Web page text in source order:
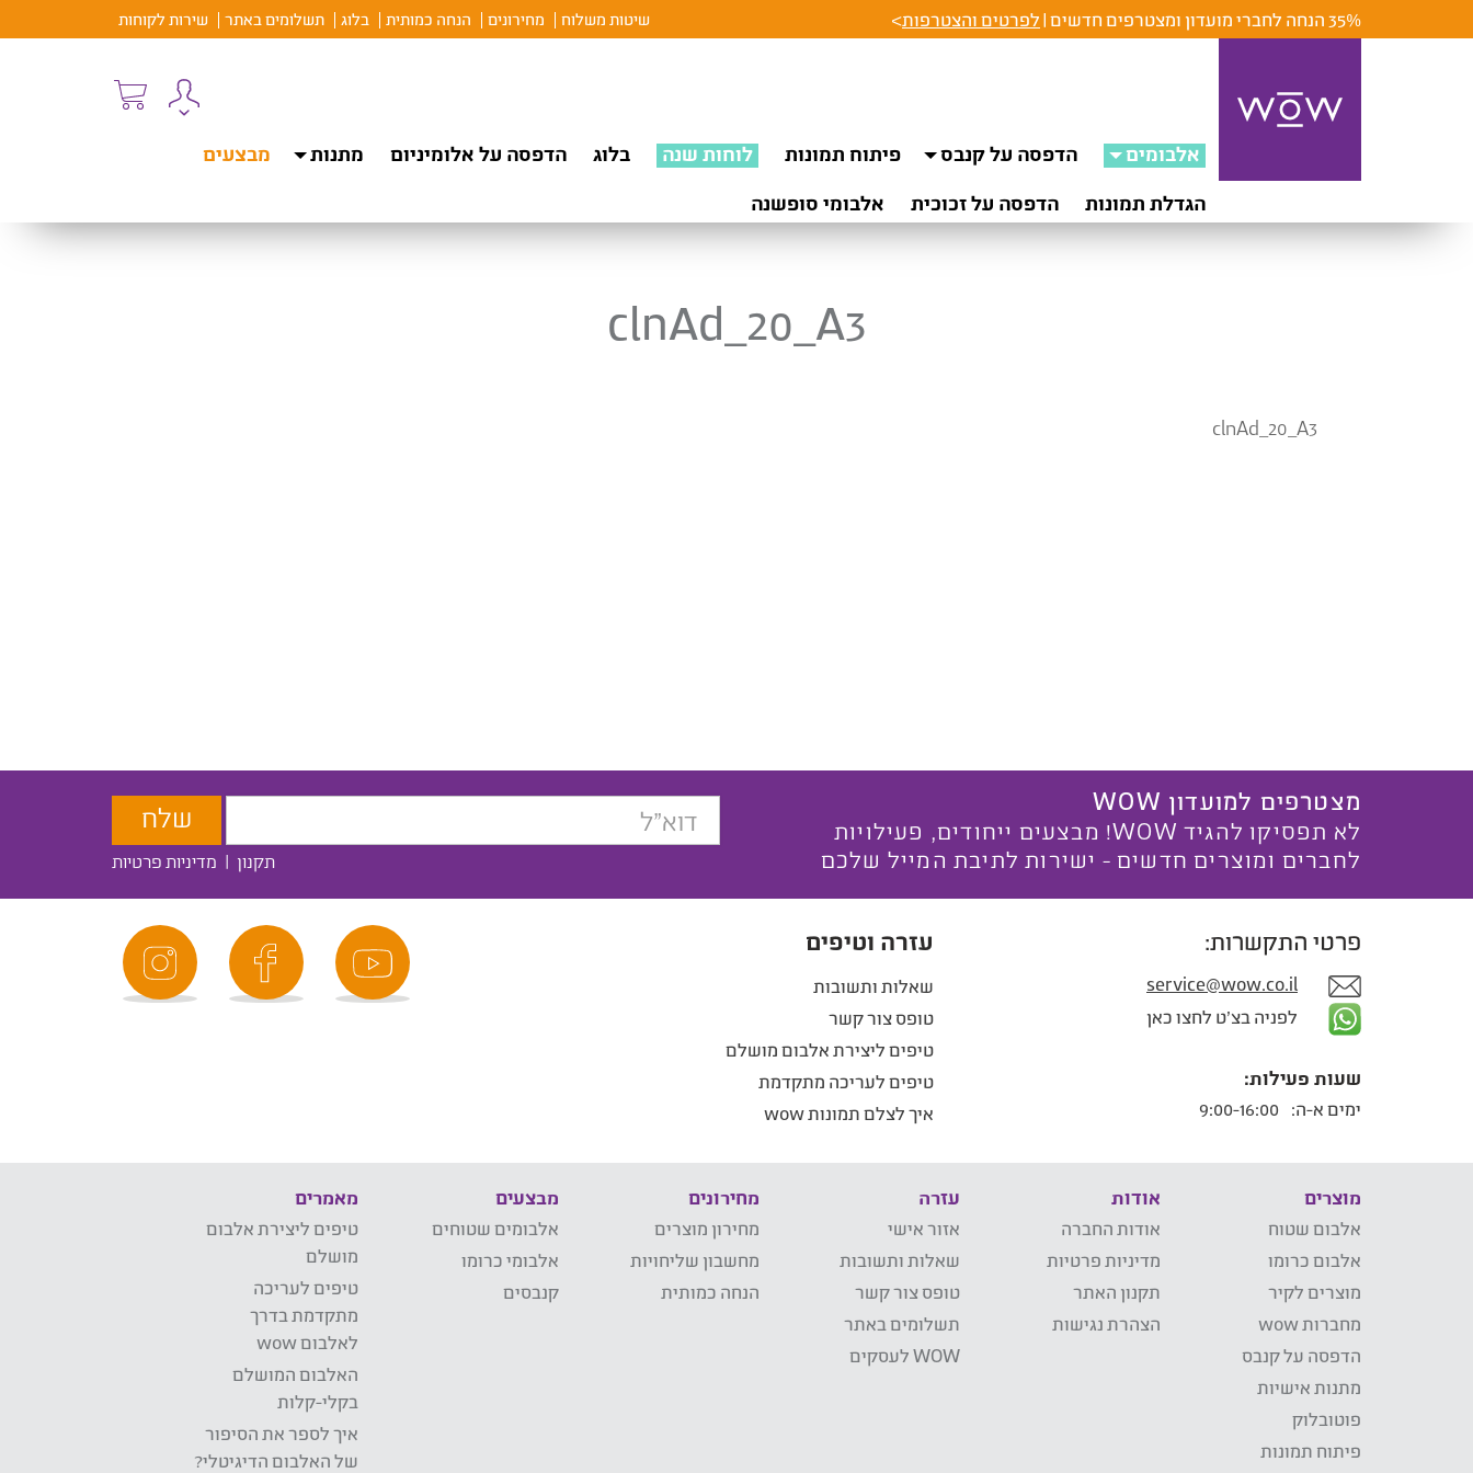
35% הנחה לחברי מועדון ומצטרפים חדשים | לפרטים והצטרפות> שיטות משלוח מחירונים הנחה כמותית בלוג תשלומים באתר שירות לקוחות
אלבומים הדפסה על קנבס פיתוח תמונות לוחות שנה בלוג הדפסה על אלומיניום מתנות
מבצעים
הגדלת תמונות
הדפסה על זכוכית אלבומי סופשנה
clnAd_20_A3
clnAd_20_A3
מצטרפים למועדון WOW
לא תפסיקו להגיד WOW! מבצעים ייחודים, פעילויות
לחברים ומוצרים חדשים - ישירות לתיבת המייל שלכם
תקנון | מדיניות פרטיות
פרטי התקשרות:
service@wow.co.il
לפניה בצ'ט לחצו כאן
שעות פעילות:
ימים א-ה:
עזרה וטיפים
שאלות ותשובות
טופס צור קשר
טיפים ליצירת אלבום מושלם
טיפים לעריכה מתקדמת
איך לצלם תמונות wow
מוצרים
אלבום שטוח
אלבום כרומו
מוצרים לקיר
מחברות wow
הדפסה על קנבס
מתנות אישיות
פוטובלוק
פיתוח תמונות
אודות
אודות החברה
מדיניות פרטיות
תקנון האתר
הצהרת נגישות
עזרה
אזור אישי
שאלות ותשובות
טופס צור קשר
תשלומים באתר
WOW לעסקים
מחירונים
מחירון מוצרים
מחשבון שליחויות
הנחה כמותית
מבצעים
אלבומים שטוחים
אלבומי כרומו
קנבסים
מאמרים
טיפים ליצירת אלבום
מושלם
טיפים לעריכה
מתקדמת בדרך
לאלבום wow
האלבום המושלם
בקלי-קלות
איך לספר את הסיפור
של האלבום הדיגיטלי?